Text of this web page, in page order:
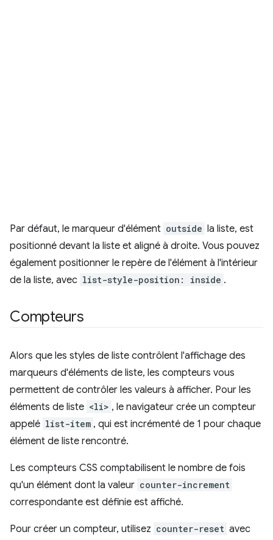
Par défaut, le marqueur d'élément outside la liste, est
positionné devant la liste et aligné à droite. Vous pouvez
également positionner le repère de l'élément à l'intérieur
de la liste, avec list-style-position: inside .
Compteurs
Alors que les styles de liste contrôlent l'affichage des
marqueurs d'éléments de liste, les compteurs vous
permettent de contrôler les valeurs à afficher. Pour les
éléments de liste <li> , le navigateur crée un compteur
appelé list-item , qui est incrémenté de 1 pour chaque
élément de liste rencontré.
Les compteurs CSS comptabilisent le nombre de fois
qu'un élément dont la valeur counter-increment
correspondante est définie est affiché.
Pour créer un compteur, utilisez counter-reset avec